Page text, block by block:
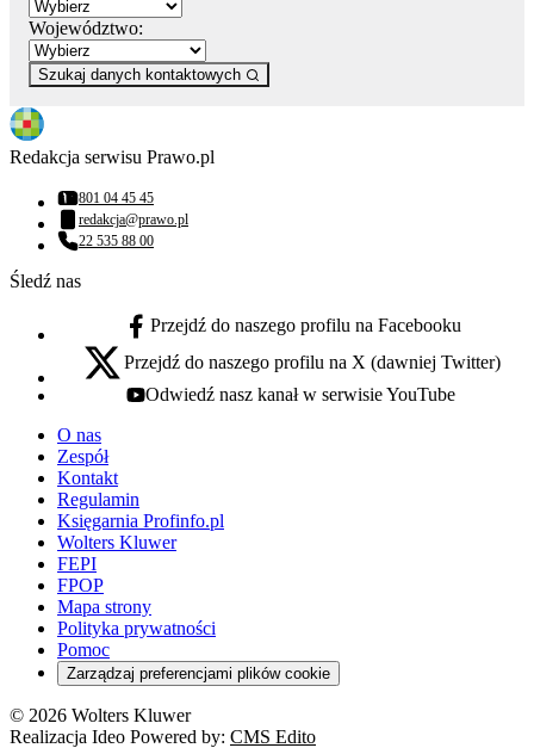
Województwo:
Szukaj danych kontaktowych
Redakcja serwisu Prawo.pl
Numer telefonu:
801 04 45 45
Adres email:
redakcja@prawo.pl
Numer telefonu:
22 535 88 00
Śledź nas
facebook - otwiera się w nowej karcie
Przejdź do naszego profilu na Facebooku
x - otwiera się w nowej karcie
Przejdź do naszego profilu na X (dawniej Twitter)
youtube - otwiera się w nowej karcie
Odwiedź nasz kanał w serwisie YouTube
O nas
Zespół
Kontakt
Regulamin
Księgarnia Profinfo.pl
Wolters Kluwer
FEPI
FPOP
Mapa strony
Polityka prywatności
Pomoc
Zarządzaj preferencjami plików cookie
© 2026 Wolters Kluwer
Realizacja Ideo Powered by: CMS Edito